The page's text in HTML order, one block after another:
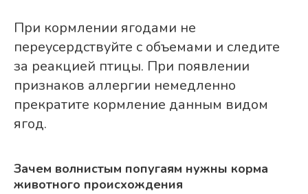
При кормлении ягодами не
переусердствуйте с объемами и следите
за реакцией птицы. При появлении
признаков аллергии немедленно
прекратите кормление данным видом
ягод.
Зачем волнистым попугаям нужны корма
животного происхождения